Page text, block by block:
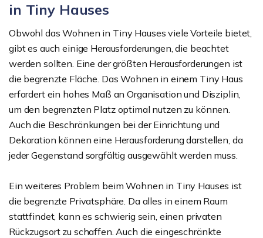
in Tiny Hauses
Obwohl das Wohnen in Tiny Hauses viele Vorteile bietet,
gibt es auch einige Herausforderungen, die beachtet
werden sollten. Eine der größten Herausforderungen ist
die begrenzte Fläche. Das Wohnen in einem Tiny Haus
erfordert ein hohes Maß an Organisation und Disziplin,
um den begrenzten Platz optimal nutzen zu können.
Auch die Beschränkungen bei der Einrichtung und
Dekoration können eine Herausforderung darstellen, da
jeder Gegenstand sorgfältig ausgewählt werden muss.
Ein weiteres Problem beim Wohnen in Tiny Hauses ist
die begrenzte Privatsphäre. Da alles in einem Raum
stattfindet, kann es schwierig sein, einen privaten
Rückzugsort zu schaffen. Auch die eingeschränkte